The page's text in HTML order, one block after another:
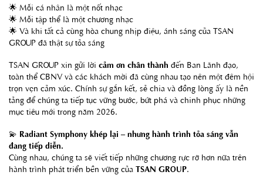
🌟 Mỗi cá nhân là một nốt nhạc
🌟 Mỗi tập thể là một chương nhạc
🌟 Và khi tất cả cùng hòa chung nhịp điệu, ánh sáng của TSAN
GROUP đã thật sự tỏa sáng
TSAN GROUP xin gửi lời cảm ơn chân thành đến Ban Lãnh đạo,
toàn thể CBNV và các khách mời đã cùng nhau tạo nên một đêm hội
trọn vẹn cảm xúc. Chính sự gắn kết, sẻ chia và đồng lòng ấy là nền
tảng để chúng ta tiếp tục vững bước, bứt phá và chinh phục những
mục tiêu mới trong năm 2026.
💫 Radiant Symphony khép lại – nhưng hành trình tỏa sáng vẫn
đang tiếp diễn.
Cùng nhau, chúng ta sẽ viết tiếp những chương rực rỡ hơn nữa trên
hành trình phát triển bền vững của TSAN GROUP.